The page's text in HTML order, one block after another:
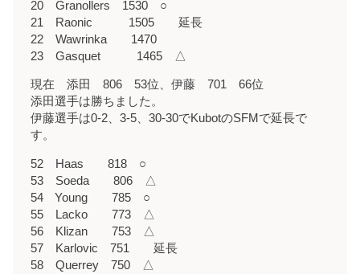
20 Granollers 1530 ○
21 Raonic 1505 延長
22 Wawrinka 1470
23 Gasquet 1465 △
現在 添田 806 53位、伊藤 701 66位
添田選手は勝ちました。
伊藤選手は0-2、3-5、30-30でKubotのSFMで延長で
す。
52 Haas 818 ○
53 Soeda 806 △
54 Young 785 ○
55 Lacko 773 △
56 Klizan 753 △
57 Karlovic 751 延長
58 Querrey 750 △